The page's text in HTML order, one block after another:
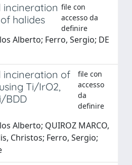
incineration
halides
file con
accesso da
definire
Alberto; Ferro, Sergio; DE
incineration of
Ti/IrO2,
BDD
file con
accesso
da
definire
Alberto; QUIROZ MARCO,
Christos; Ferro, Sergio;